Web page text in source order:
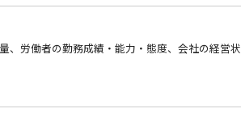
、労働者の勤務成績・能力・態度、会社の経営状